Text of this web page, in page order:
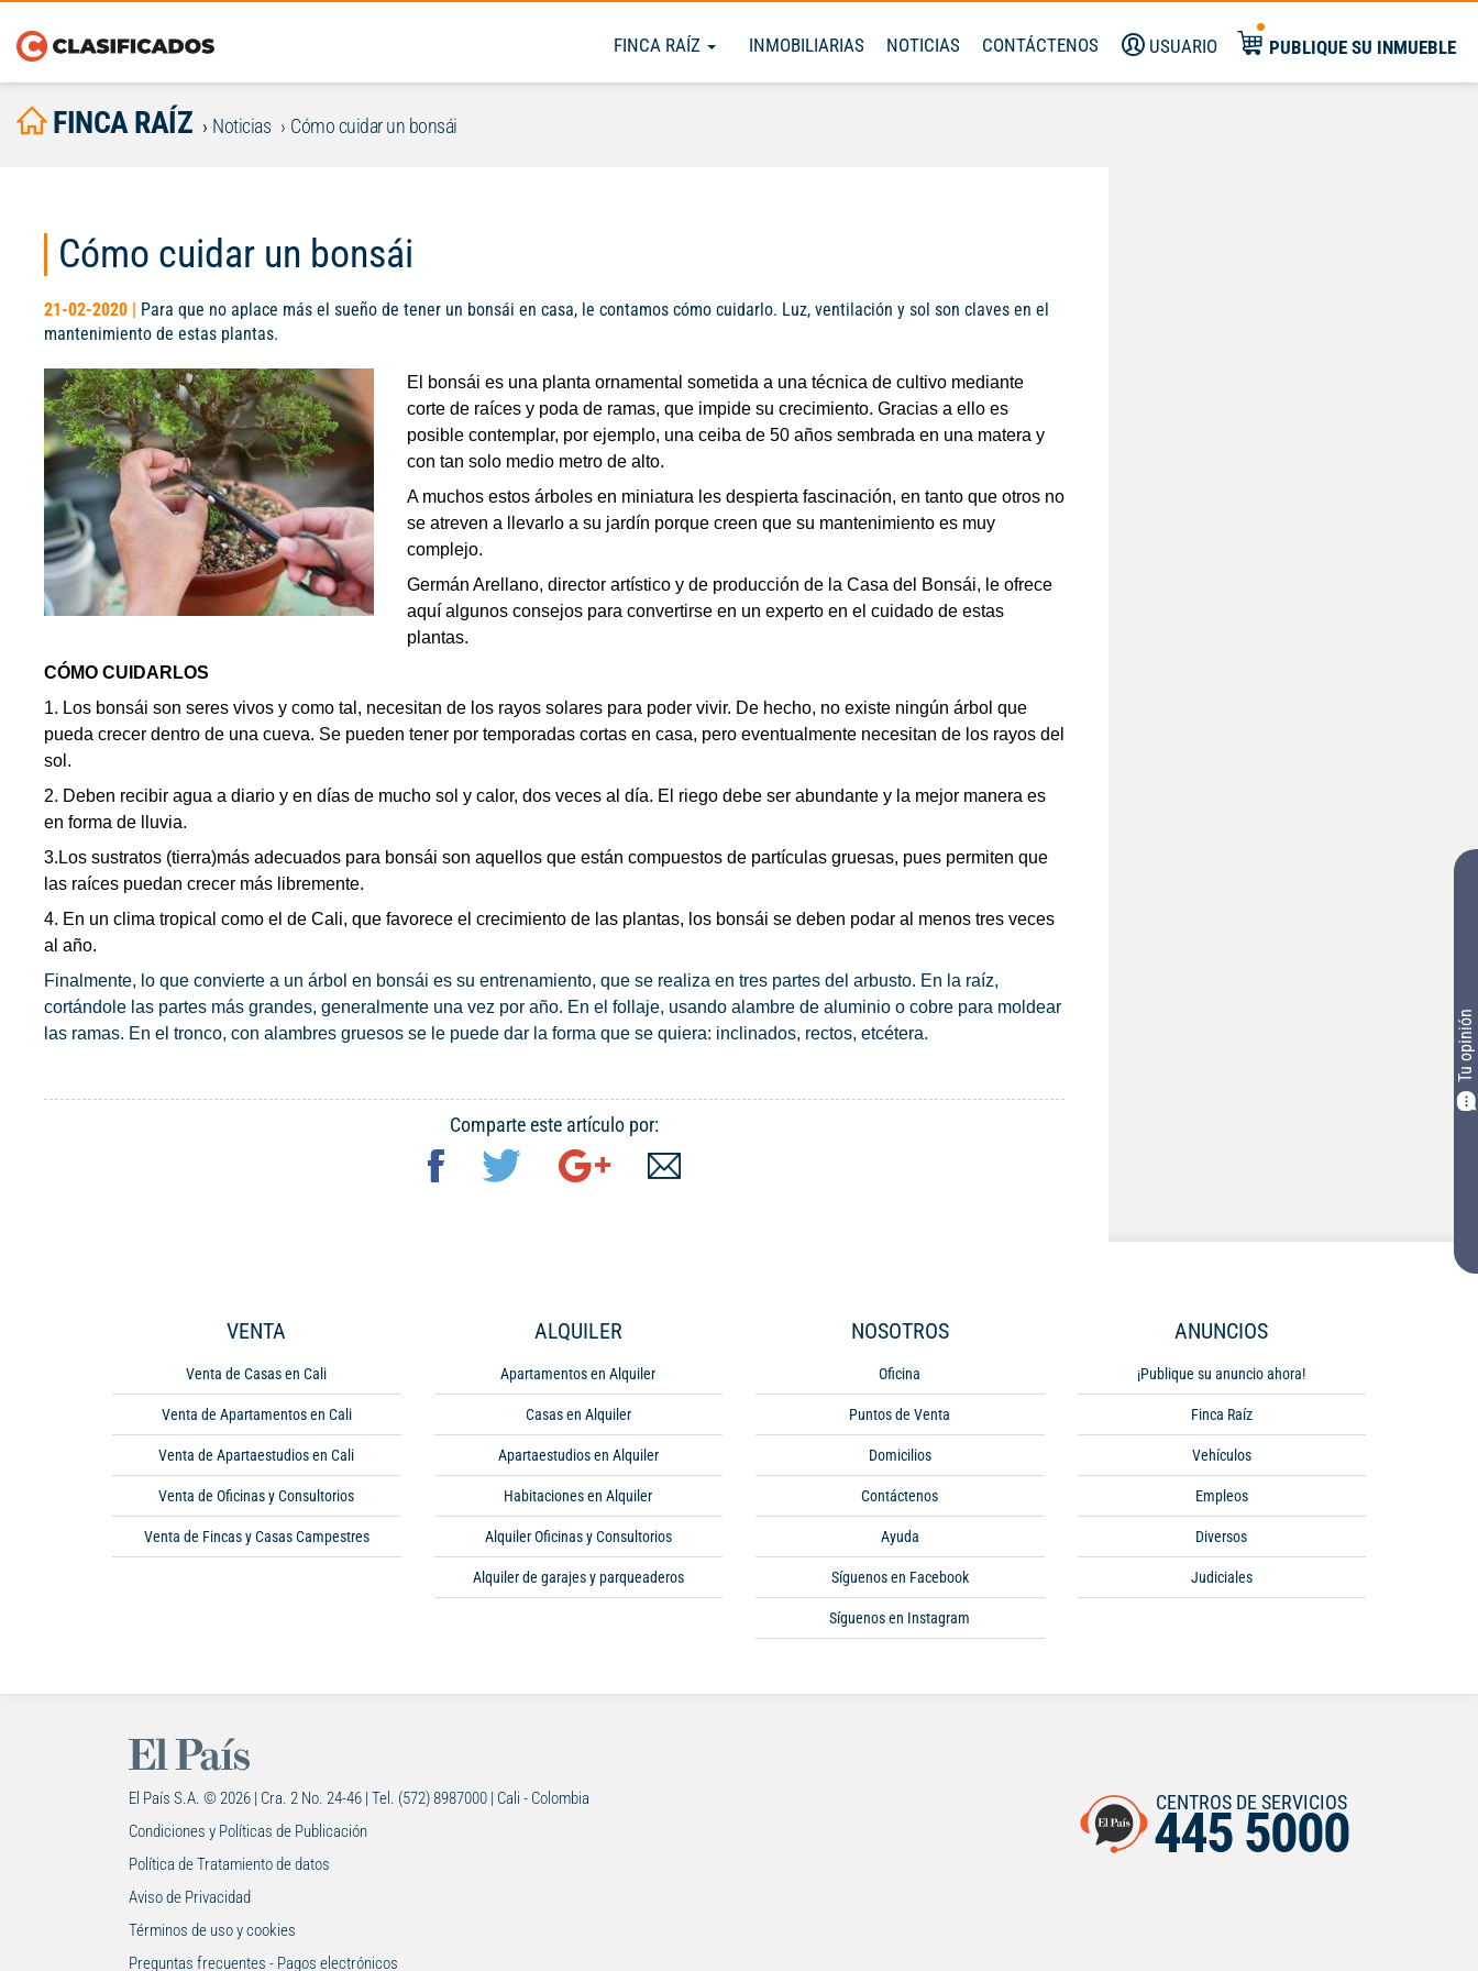
FINCA RAÍZ INMOBILIARIAS NOTICIAS CONTÁCTENOS USUARIO PUBLIQUE SU INMUEBLE
FINCA RAÍZ Noticias Cómo cuidar un bonsái
Cómo cuidar un bonsái
21-02-2020 | Para que no aplace más el sueño de tener un bonsái en casa, le contamos cómo cuidarlo. Luz, ventilación y sol son claves en el
mantenimiento de estas plantas.
El bonsái es una planta ornamental sometida a una técnica de cultivo mediante
corte de raíces y poda de ramas, que impide su crecimiento. Gracias a ello es
posible contemplar, por ejemplo, una ceiba de 50 años sembrada en una matera y
con tan solo medio metro de alto.
A muchos estos árboles en miniatura les despierta fascinación, en tanto que otros no
se atreven a llevarlo a su jardín porque creen que su mantenimiento es muy
complejo.
Germán Arellano, director artístico y de producción de la Casa del Bonsái, le ofrece
aquí algunos consejos para convertirse en un experto en el cuidado de estas
plantas.
CÓMO CUIDARLOS
1. Los bonsái son seres vivos y como tal, necesitan de los rayos solares para poder vivir. De hecho, no existe ningún árbol que
pueda crecer dentro de una cueva. Se pueden tener por temporadas cortas en casa, pero eventualmente necesitan de los rayos del
sol.
2. Deben recibir agua a diario y en días de mucho sol y calor, dos veces al día. El riego debe ser abundante y la mejor manera es
en forma de lluvia.
3.Los sustratos (tierra)más adecuados para bonsái son aquellos que están compuestos de partículas gruesas, pues permiten que
las raíces puedan crecer más libremente.
4. En un clima tropical como el de Cali, que favorece el crecimiento de las plantas, los bonsái se deben podar al menos tres veces
al año.
Finalmente, lo que convierte a un árbol en bonsái es su entrenamiento, que se realiza en tres partes del arbusto. En la raíz,
cortándole las partes más grandes, generalmente una vez por año. En el follaje, usando alambre de aluminio o cobre para moldear
las ramas. En el tronco, con alambres gruesos se le puede dar la forma que se quiera: inclinados, rectos, etcétera.
Tu opinión
Comparte este artículo por:
VENTA
Venta de Casas en Cali
Venta de Apartamentos en Cali
Venta de Apartaestudios en Cali
Venta de Oficinas y Consultorios
Venta de Fincas y Casas Campestres
ALQUILER
Apartamentos en Alquiler
Casas en Alquiler
Apartaestudios en Alquiler
Habitaciones en Alquiler
Alquiler Oficinas y Consultorios
Alquiler de garajes y parqueaderos
NOSOTROS
Oficina
Puntos de Venta
Domicilios
Contáctenos
Ayuda
Síguenos en Facebook
Síguenos en Instagram
ANUNCIOS
¡Publique su anuncio ahora!
Finca Raíz
Vehículos
Empleos
Diversos
Judiciales
El País S.A. © 2026 | Cra. 2 No. 24-46 | Tel. (572) 8987000 | Cali - Colombia
Condiciones y Políticas de Publicación
Política de Tratamiento de datos
Aviso de Privacidad
Términos de uso y cookies
Preguntas frecuentes - Pagos electrónicos
CENTROS DE SERVICIOS
445 5000